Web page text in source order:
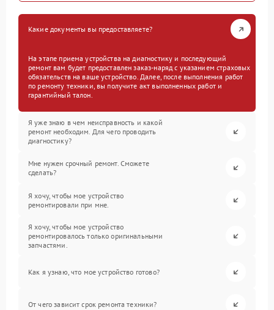
Какие документы вы предоставляете?
На этапе приема устройства на диагностику и последующий
ремонт вам будет предоставлен заказ-наряд с указанием страховых
обязательств на ваше устройство. Далее, после выполнения работ
по ремонту техники, вы получите акт выполненных работ и
гарантийный талон.
Я уже знаю в чем неисправность и какой
ремонт необходим. Для чего проводить
диагностику?
Мне нужен срочный ремонт. Сможете
сделать?
Я хочу, чтобы мое устройство
ремонтировали при мне.
Я хочу, чтобы мое устройство
ремонтировалось только оригинальными
запчастями.
Как я узнаю, что мое устройство готово?
От чего зависит срок ремонта техники?